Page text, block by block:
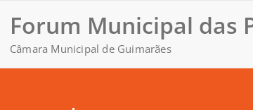
Forum Municipal das
Câmara Municipal de Guimarães